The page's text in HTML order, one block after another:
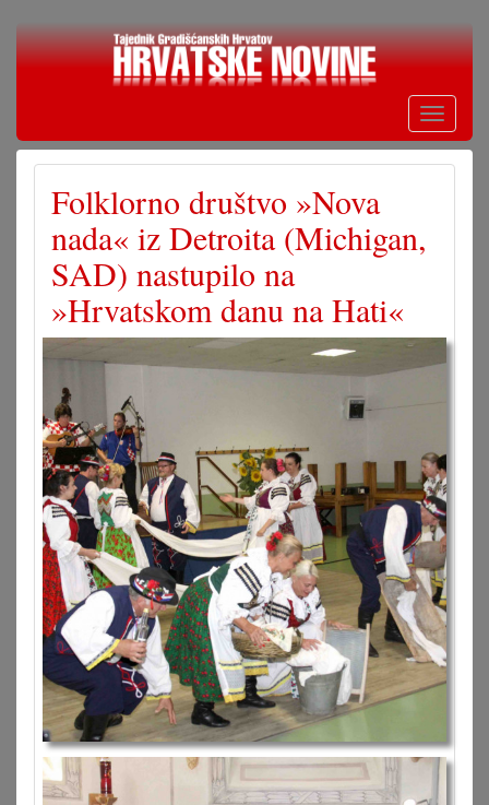
Skoči
Toggle
Folklorno društvo »Nova
nada« iz Detroita (Michigan,
SAD) nastupilo na
»Hrvatskom danu na Hati«